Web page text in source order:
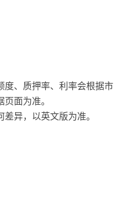
度、质押率、利率会根据市
面为准。
异，以英文版为准。